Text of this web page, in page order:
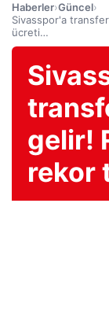
Haberler›Güncel›
Sivasspor'a
ücreti…
gelir!
rekor